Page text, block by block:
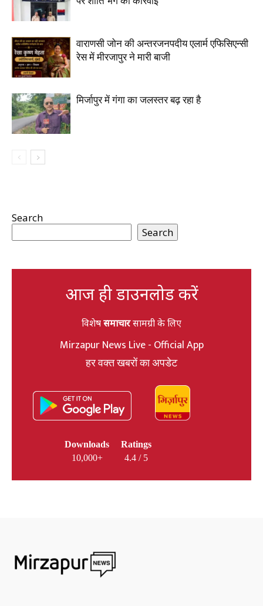
वाराणसी जोन की अन्तरजनपदीय एलार्म एफिसिएन्सी
रेस में मीरजापुर ने मारी बाजी
मिर्जापुर में गंगा का जलस्तर बढ़ रहा है
Search
Search
आज ही डाउनलोड करें
विशेषसमाचारसामग्री के लिए
Mirzapur News Live - Official App
हर वक्त खबरों का अपडेट
Downloads
10,000+
Ratings
4.4 / 5